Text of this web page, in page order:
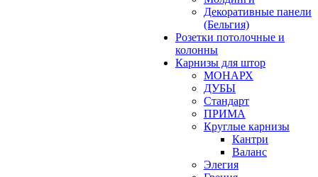
Декоративные панели
(Бельгия)
Розетки потолочные и
колонны
Карнизы для штор
МОНАРХ
ДУБЫ
Стандарт
ПРИМА
Круглые карнизы
Кантри
Валанс
Элегия